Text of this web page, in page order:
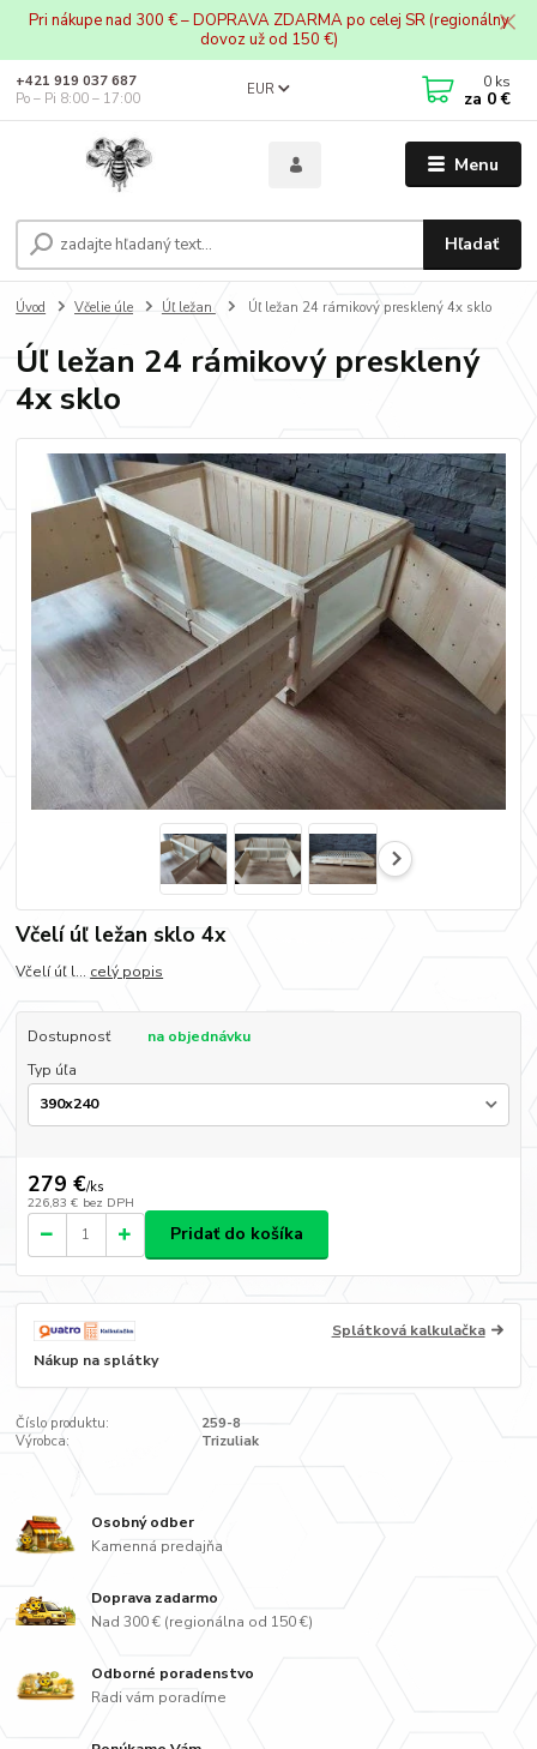
Pri nákupe nad 300 € – DOPRAVA ZDARMA po celej SR (regionálny
dovoz už od 150 €)
Menu
EUR
Hľadať
+421 919 037 687
Po – Pi 8:00 – 17:00
0 ks
za 0 €
Úvod Včelie úle Úľ ležan Úľ ležan 24 rámikový presklený 4x sklo
Úľ ležan 24 rámikový presklený
4x sklo
Včelí úľ ležan sklo 4x
Včelí úľ l... celý popis
Dostupnosť
na objednávku
Typ úľa
279 €/ks
226,83 € bez DPH
Pridať do košíka
Splátková kalkulačka
Nákup na splátky
Číslo produktu:
259-8
Výrobca:
Trizuliak
Osobný odber
Kamenná predajňa
Doprava zadarmo
Nad 300 € (regionálna od 150 €)
Odborné poradenstvo
Radi vám poradíme